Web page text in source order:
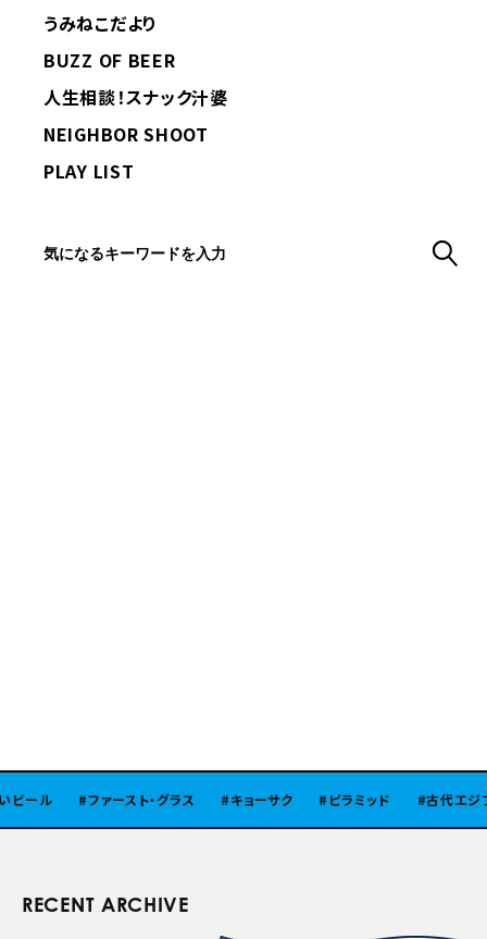
うみねこだより
BUZZ OF BEER
人生相談！スナック汁婆
NEIGHBOR SHOOT
PLAY LIST
ール ファースト・グラス キョーサク ピラミッド 古代エジプト
RECENT ARCHIVE